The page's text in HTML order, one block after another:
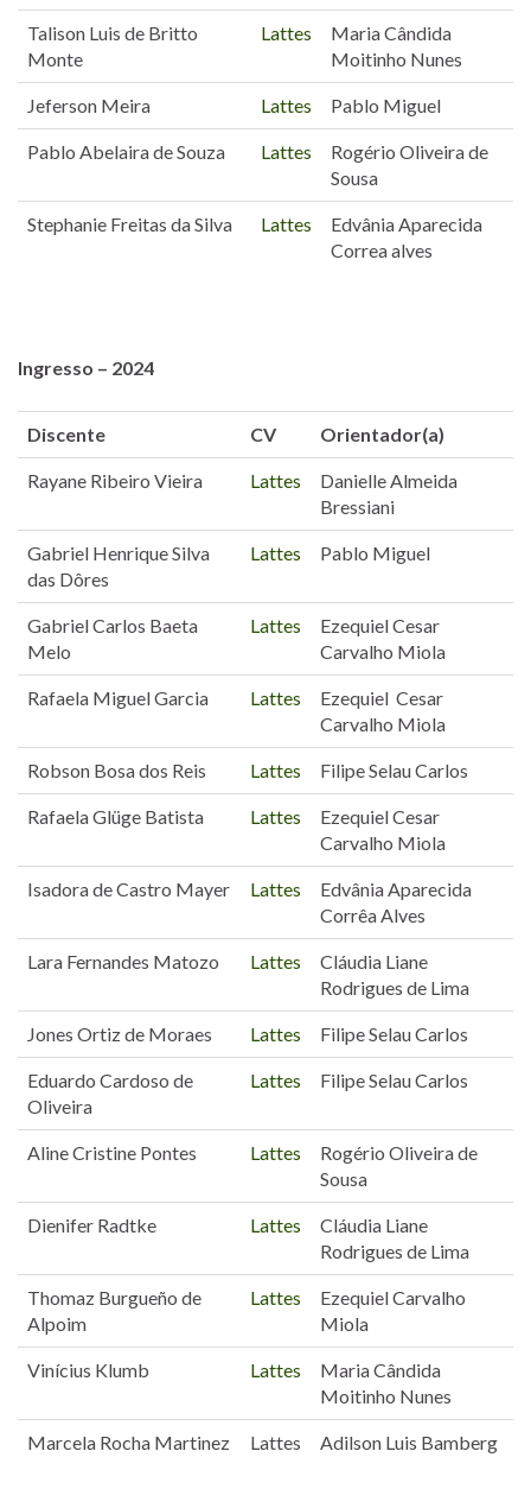
Talison Luis de Britto
Monte
Lattes
Maria Cândida
Moitinho Nunes
Jeferson Meira Lattes Pablo Miguel
Pablo Abelaira de Souza Lattes
Rogério Oliveira de
Sousa
Stephanie Freitas da Silva Lattes
Edvânia Aparecida
Correa alves
Ingresso – 2024
Discente CV Orientador(a)
Rayane Ribeiro Vieira Lattes
Danielle Almeida
Bressiani
Gabriel Henrique Silva
das Dôres
Lattes Pablo Miguel
Gabriel Carlos Baeta
Melo
Lattes
Ezequiel Cesar
Carvalho Miola
Rafaela Miguel Garcia Lattes
Ezequiel Cesar
Carvalho Miola
Robson Bosa dos Reis Lattes Filipe Selau Carlos
Rafaela Glüge Batista Lattes
Ezequiel Cesar
Carvalho Miola
Isadora de Castro Mayer Lattes
Edvânia Aparecida
Corrêa Alves
Lara Fernandes Matozo Lattes
Cláudia Liane
Rodrigues de Lima
Jones Ortiz de Moraes Lattes Filipe Selau Carlos
Eduardo Cardoso de
Oliveira
Lattes Filipe Selau Carlos
Aline Cristine Pontes Lattes
Rogério Oliveira de
Sousa
Dienifer Radtke Lattes
Cláudia Liane
Rodrigues de Lima
Thomaz Burgueño de
Alpoim
Lattes
Ezequiel Carvalho
Miola
Vinícius Klumb Lattes
Maria Cândida
Moitinho Nunes
Marcela Rocha Martinez Lattes Adilson Luis Bamberg